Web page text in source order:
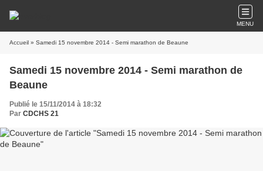
MENU
Accueil » Samedi 15 novembre 2014 - Semi marathon de Beaune
Samedi 15 novembre 2014 - Semi marathon de
Beaune
Publié le 15/11/2014 à 18:32
Par CDCHS 21